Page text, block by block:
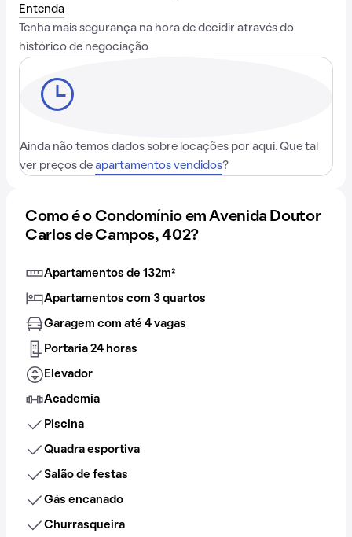
Entenda
Tenha mais segurança na hora de decidir através do
histórico de negociação
Ainda não temos dados sobre locações por aqui. Que tal
ver preços de apartamentos vendidos?
Como é o Condomínio em Avenida Doutor
Carlos de Campos, 402?
Apartamentos de 132m²
Apartamentos com 3 quartos
Garagem com até 4 vagas
Portaria 24 horas
Elevador
Academia
Piscina
Quadra esportiva
Salão de festas
Gás encanado
Churrasqueira